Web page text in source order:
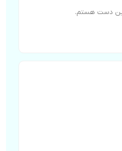
اين دست هستم.